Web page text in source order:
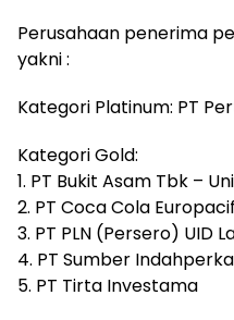
Perusahaan penerima
yakni :
Kategori Platinum: PT
Kategori Gold:
1. PT Bukit Asam Tbk –
2. PT Coca Cola
3. PT PLN (Persero) UID
4. PT Sumber
5. PT Tirta Investama